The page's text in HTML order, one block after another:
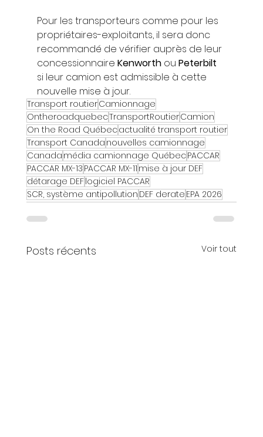
Pour les transporteurs comme pour les
propriétaires-exploitants, il sera donc
recommandé de vérifier auprès de leur
concessionnaire Kenworth ou Peterbilt
si leur camion est admissible à cette
nouvelle mise à jour.
Transport routierCamionnage
OntheroadquebecTransportRoutierCamion
On the Road Québecactualité transport routier
Transport Canada nouvelles camionnage
Canada média camionnage QuébecPACCAR
PACCAR MX-13 PACCAR MX-11 mise à jour DEF
détarage DEFlogiciel PACCAR
SCR, système antipollution DEF derate EPA 2026
Posts récents Voir tout